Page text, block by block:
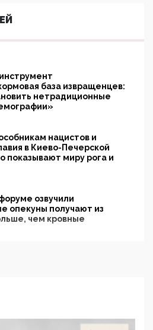
база извращенцев:
нетрадиционные
нацистов и
в Киево-Печерской
показывают миру рога и
озвучили
опекуны получают из
чем кровные
в России, но